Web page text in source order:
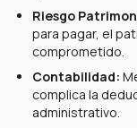
Riesgo
para pagar, el
comprometido.
Contabilidad:
complica la
administrativo.